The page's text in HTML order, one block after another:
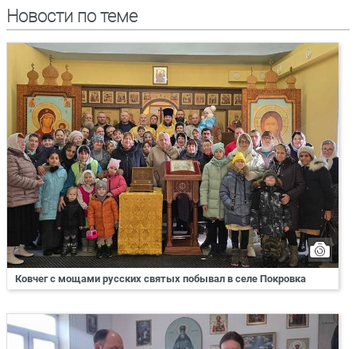
Новости по теме
Ковчег с мощами русских святых побывал в селе Покровка